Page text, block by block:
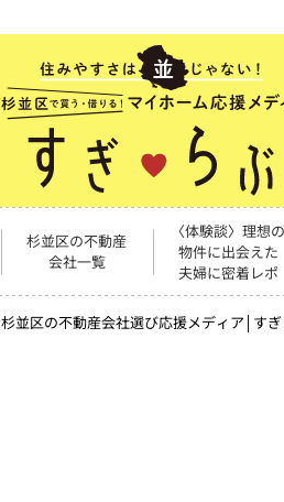
杉並区の不動産
会社一覧
〈体験談〉理想の
物件に出会えた
夫婦に密着レポ
杉並区の不動産会社選び応援メディア│す